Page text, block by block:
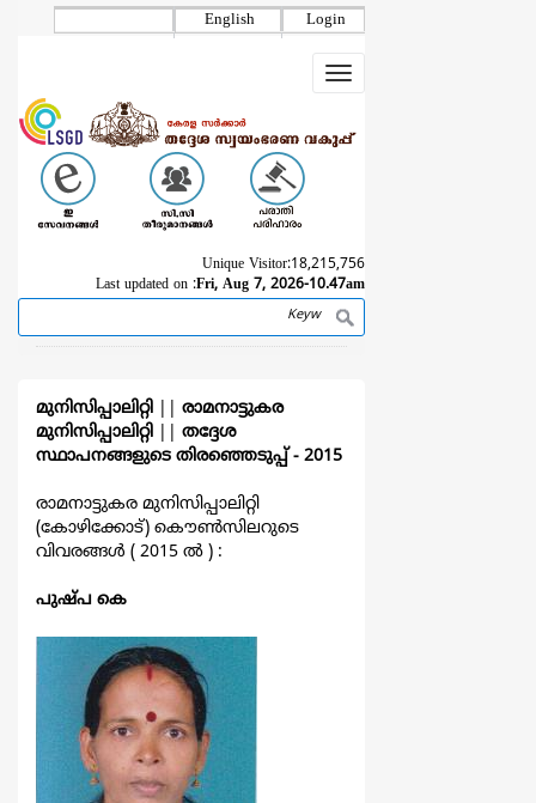
Login
English
Toggle
navigation
Unique Visitor:18,215,756
Last updated on :Fri, Aug 7, 2026-10.47am
Search
മുനിസിപ്പാലിറ്റി
രാമനാട്ടുകര
മുനിസിപ്പാലിറ്റി
തദ്ദേശ
സ്ഥാപനങ്ങളുടെ തിരഞ്ഞെടുപ്പ്‌ - 2015
രാമനാട്ടുകര മുനിസിപ്പാലിറ്റി
(കോഴിക്കോട്) കൌൺസിലറുടെ
വിവരങ്ങള്‍ ( 2015 ല്‍ ) :
പുഷ്പ കെ